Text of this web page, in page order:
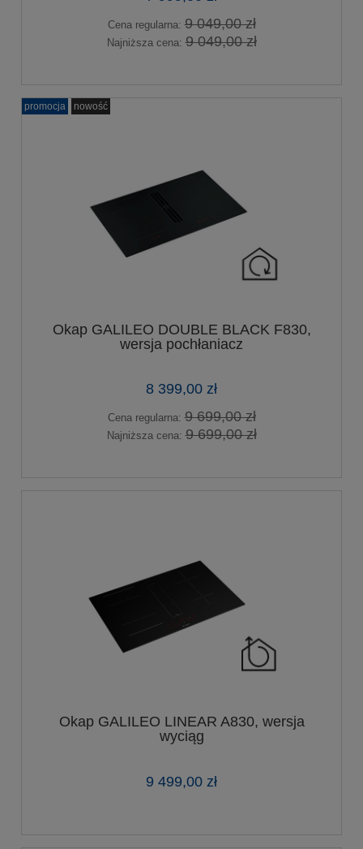
Cena regularna:9 049,00 zł
Najniższa cena:9 049,00 zł
Okap GALILEO DOUBLE BLACK F830,
wersja pochłaniacz
8 399,00 zł
Cena regularna:9 699,00 zł
Najniższa cena:9 699,00 zł
promocja nowość
Okap GALILEO LINEAR A830, wersja
wyciąg
9 499,00 zł